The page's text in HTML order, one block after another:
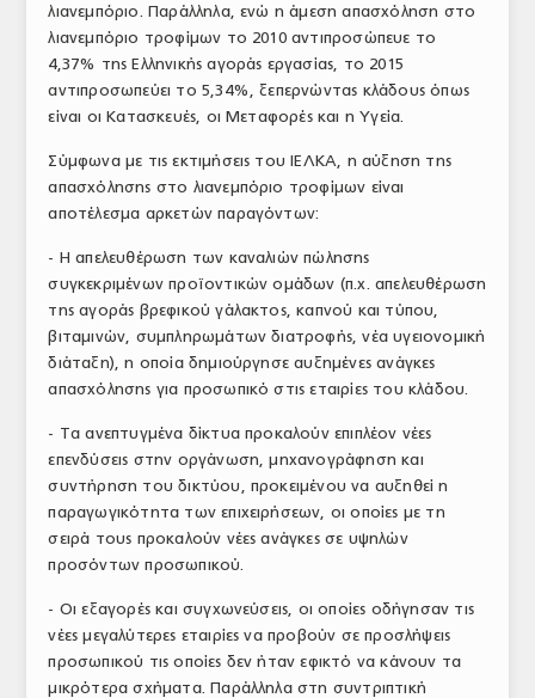
λιανεμπόριο. Παράλληλα, ενώ η άμεση απασχόληση στο
λιανεμπόριο τροφίμων το 2010 αντιπροσώπευε το
4,37% της Ελληνικής αγοράς εργασίας, το 2015
αντιπροσωπεύει το 5,34%, ξεπερνώντας κλάδους όπως
είναι οι Κατασκευές, οι Μεταφορές και η Υγεία.
Σύμφωνα με τις εκτιμήσεις του ΙΕΛΚΑ, η αύξηση της
απασχόλησης στο λιανεμπόριο τροφίμων είναι
αποτέλεσμα αρκετών παραγόντων:
- Η απελευθέρωση των καναλιών πώλησης
συγκεκριμένων προϊοντικών ομάδων (π.χ. απελευθέρωση
της αγοράς βρεφικού γάλακτος, καπνού και τύπου,
βιταμινών, συμπληρωμάτων διατροφής, νέα υγειονομική
διάταξη), η οποία δημιούργησε αυξημένες ανάγκες
απασχόλησης για προσωπικό στις εταιρίες του κλάδου.
- Τα ανεπτυγμένα δίκτυα προκαλούν επιπλέον νέες
επενδύσεις στην οργάνωση, μηχανογράφηση και
συντήρηση του δικτύου, προκειμένου να αυξηθεί η
παραγωγικότητα των επιχειρήσεων, οι οποίες με τη
σειρά τους προκαλούν νέες ανάγκες σε υψηλών
προσόντων προσωπικού.
- Οι εξαγορές και συγχωνεύσεις, οι οποίες οδήγησαν τις
νέες μεγαλύτερες εταιρίες να προβούν σε προσλήψεις
προσωπικού τις οποίες δεν ήταν εφικτό να κάνουν τα
μικρότερα σχήματα. Παράλληλα στη συντριπτική